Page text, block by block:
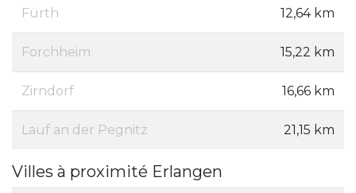
Fürth 12,64 km
Forchheim 15,22 km
Zirndorf 16,66 km
Lauf an der Pegnitz 21,15 km
Villes à proximité Erlangen